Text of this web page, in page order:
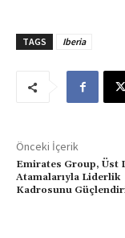
TAGS Iberia
Önceki İçerik
Emirates Group, Üst
Atamalarıyla Liderlik
Kadrosunu